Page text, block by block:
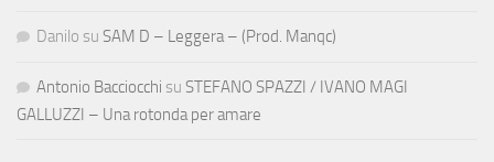
Danilo su SAM D – Leggera – (Prod. Manqc)
Antonio Bacciocchi su STEFANO SPAZZI / IVANO MAGI
GALLUZZI – Una rotonda per amare